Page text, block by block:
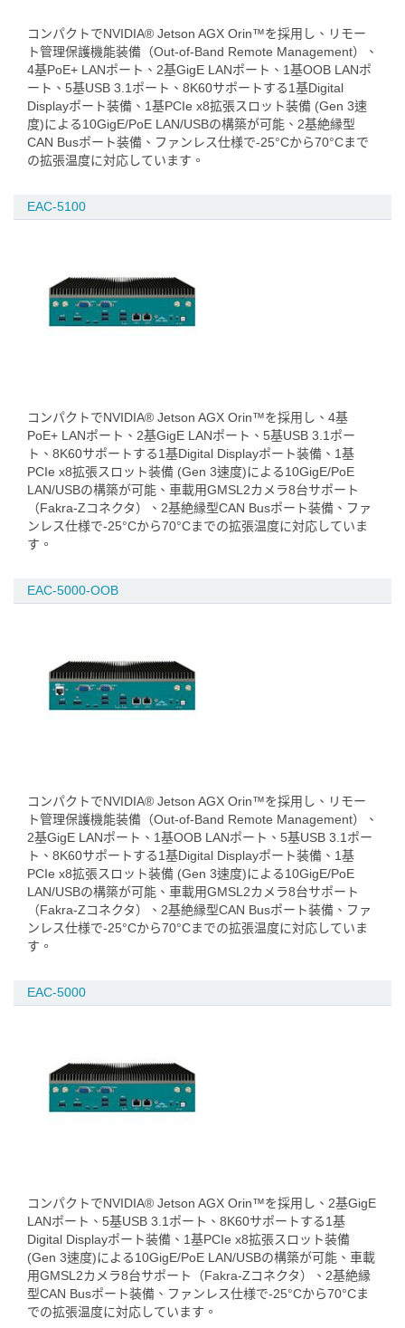
コンパクトでNVIDIA® Jetson AGX Orin™を採用し、リモー
ト管理保護機能装備（Out-of-Band Remote Management）、
4基PoE+ LANポート、2基GigE LANポート、1基OOB LANポ
ート、5基USB 3.1ポート、8K60サポートする1基Digital
Displayポート装備、1基PCIe x8拡張スロット装備 (Gen 3速
度)による10GigE/PoE LAN/USBの構築が可能、2基絶縁型
CAN Busポート装備、ファンレス仕様で-25°Cから70°Cまで
の拡張温度に対応しています。
EAC-5100
コンパクトでNVIDIA® Jetson AGX Orin™を採用し、4基
PoE+ LANポート、2基GigE LANポート、5基USB 3.1ポー
ト、8K60サポートする1基Digital Displayポート装備、1基
PCIe x8拡張スロット装備 (Gen 3速度)による10GigE/PoE
LAN/USBの構築が可能、車載用GMSL2カメラ8台サポート
（Fakra-Zコネクタ）、2基絶縁型CAN Busポート装備、ファ
ンレス仕様で-25°Cから70°Cまでの拡張温度に対応していま
す。
EAC-5000-OOB
コンパクトでNVIDIA® Jetson AGX Orin™を採用し、リモー
ト管理保護機能装備（Out-of-Band Remote Management）、
2基GigE LANポート、1基OOB LANポート、5基USB 3.1ポー
ト、8K60サポートする1基Digital Displayポート装備、1基
PCIe x8拡張スロット装備 (Gen 3速度)による10GigE/PoE
LAN/USBの構築が可能、車載用GMSL2カメラ8台サポート
（Fakra-Zコネクタ）、2基絶縁型CAN Busポート装備、ファ
ンレス仕様で-25°Cから70°Cまでの拡張温度に対応していま
す。
EAC-5000
コンパクトでNVIDIA® Jetson AGX Orin™を採用し、2基GigE
LANポート、5基USB 3.1ポート、8K60サポートする1基
Digital Displayポート装備、1基PCIe x8拡張スロット装備
(Gen 3速度)による10GigE/PoE LAN/USBの構築が可能、車載
用GMSL2カメラ8台サポート（Fakra-Zコネクタ）、2基絶縁
型CAN Busポート装備、ファンレス仕様で-25°Cから70°Cま
での拡張温度に対応しています。